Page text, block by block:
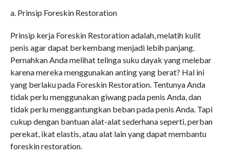
a. Prinsip Foreskin Restoration
Prinsip kerja Foreskin Restoration adalah, melatih kulit
penis agar dapat berkembang menjadi lebih panjang.
Pernahkan Anda melihat telinga suku dayak yang melebar
karena mereka menggunakan anting yang berat? Hal ini
yang berlaku pada Foreskin Restoration. Tentunya Anda
tidak perlu menggunakan giwang pada penis Anda, dan
tidak perlu menggantungkan beban pada penis Anda. Tapi
cukup dengan bantuan alat-alat sederhana seperti, perban
perekat, ikat elastis, atau alat lain yang dapat membantu
foreskin restoration.